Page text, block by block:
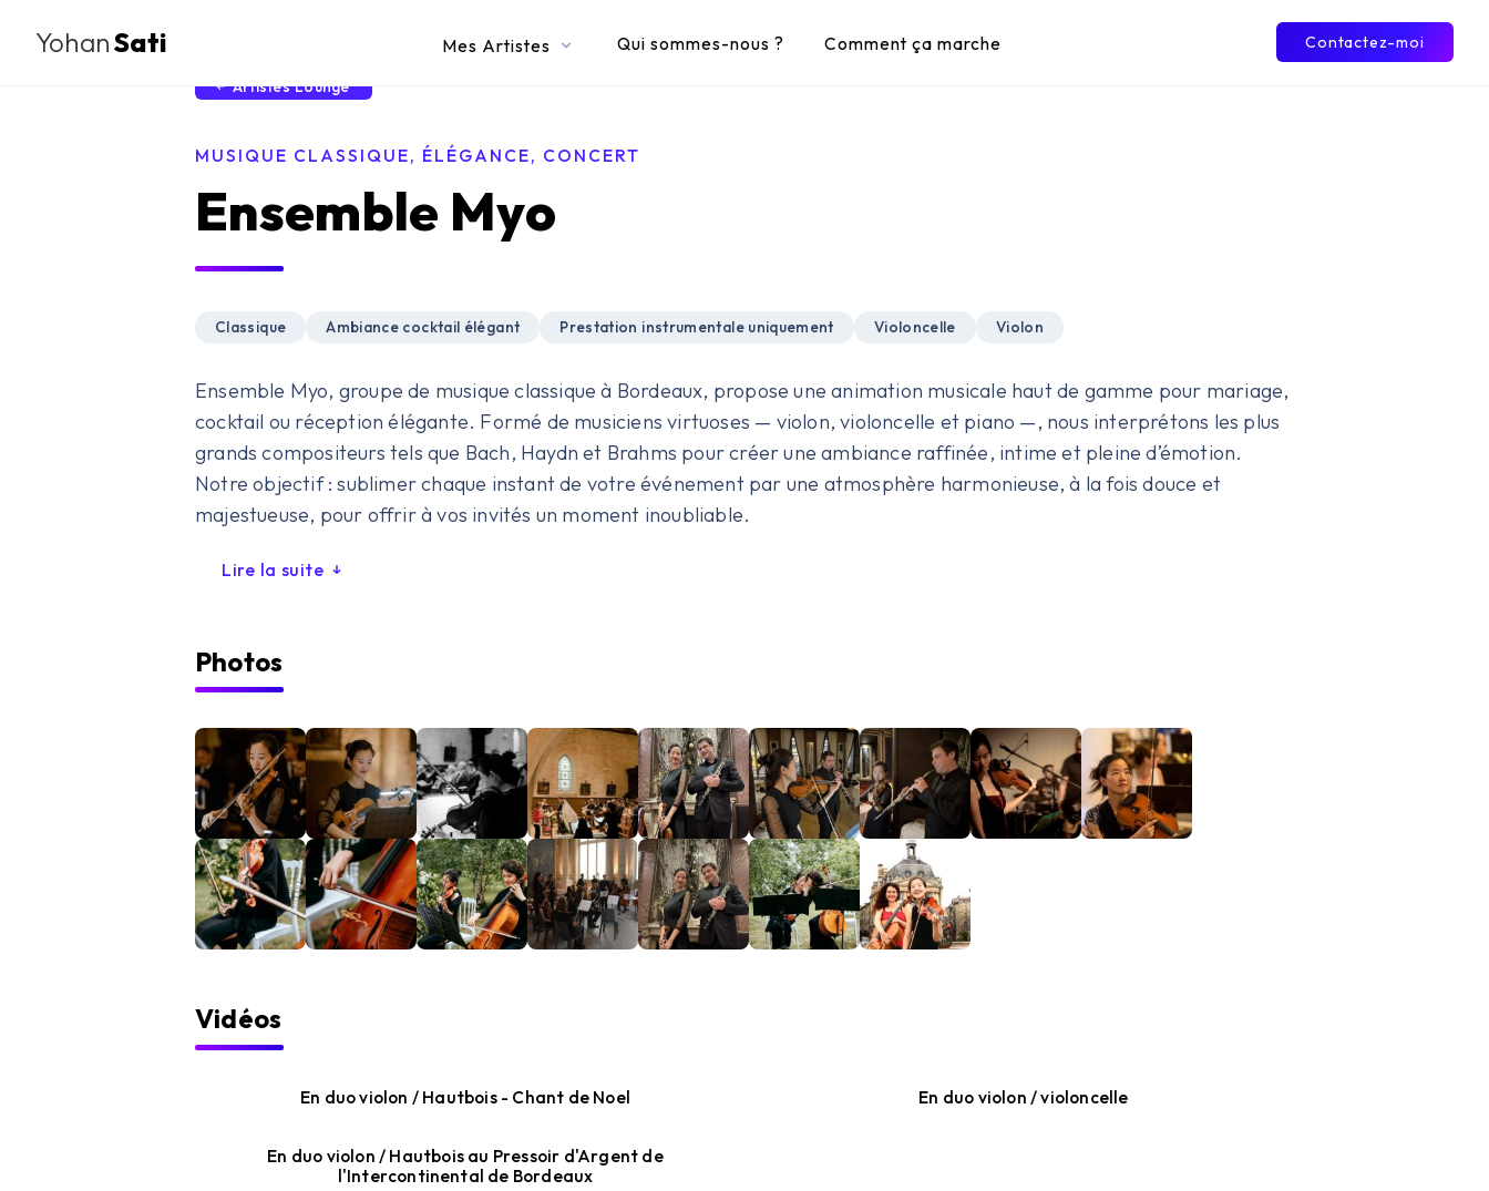
YohanSati Mes Artistes Qui sommes-nous ? Comment ça marche Contactez-moi
Artistes Lounge
MUSIQUE CLASSIQUE, ÉLÉGANCE, CONCERT
Ensemble Myo
Classique Ambiance cocktail élégant Prestation instrumentale uniquement Violoncelle Violon
Ensemble Myo, groupe de musique classique à Bordeaux, propose une animation musicale haut de gamme pour mariage,
cocktail ou réception élégante. Formé de musiciens virtuoses — violon, violoncelle et piano —, nous interprétons les plus
grands compositeurs tels que Bach, Haydn et Brahms pour créer une ambiance raffinée, intime et pleine d’émotion.
Notre objectif : sublimer chaque instant de votre événement par une atmosphère harmonieuse, à la fois douce et
majestueuse, pour offrir à vos invités un moment inoubliable.
Lire la suite
Photos
Vidéos
En duo violon / Hautbois - Chant de Noel En duo violon / violoncelle
En duo violon / Hautbois au Pressoir d'Argent de
l'Intercontinental de Bordeaux